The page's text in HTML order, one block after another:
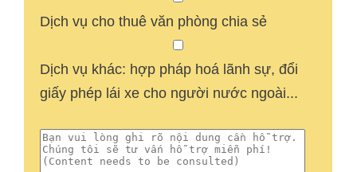
Dịch vụ cho thuê văn phòng chia sẻ
Dịch vụ khác: hợp pháp hoá lãnh sự, đổi
giấy phép lái xe cho người nước ngoài...